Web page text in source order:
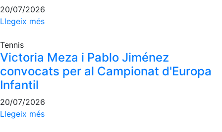
20/07/2026
Llegeix més
Tennis
Victoria Meza i Pablo Jiménez
convocats per al Campionat d'Europa
Infantil
20/07/2026
Llegeix més